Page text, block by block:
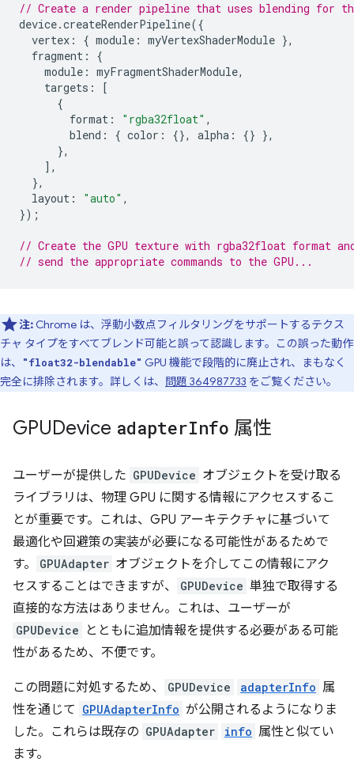
// Create a render pipeline that uses blending for
device.createRenderPipeline({
vertex : { module : myVertexShaderModule },
fragment :
{
module : myFragmentShaderModule,
targets :
[
{
format : "rgba32float" ,
blend : { color : {}, alpha : {} },
},
],
},
layout : "auto" ,
});
// Create the GPU texture with rgba32float format
// send the appropriate commands to the GPU...
注: Chrome は、浮動小数点フィルタリングをサポートするテクス
チャ タイプをすべてブレンド可能と誤って認識します。この誤った動作
は、
"float32-blendable" GPU 機能で段階的に廃止され、まもなく
完全に排除されます。詳しくは、 問題 364987733 をご覧ください。
GPUDevice adapterInfo 属性
ユーザーが提供した GPUDevice オブジェクトを受け取る
ライブラリは、物理 GPU に関する情報にアクセスするこ
とが重要です。これは、GPU アーキテクチャに基づいて
最適化や回避策の実装が必要になる可能性があるためで
す。
GPUAdapter オブジェクトを介してこの情報にアク
セスすることはできますが、
GPUDevice 単独で取得する
直接的な方法はありません。これは、ユーザーが
GPUDevice
とともに追加情報を提供する必要がある可能
性があるため、不便です。
この問題に対処するため、 GPUDevice adapterInfo 属
性を通じて GPUAdapterInfo が公開されるようになりま
した。これらは既存の GPUAdapter info 属性と似てい
ます。